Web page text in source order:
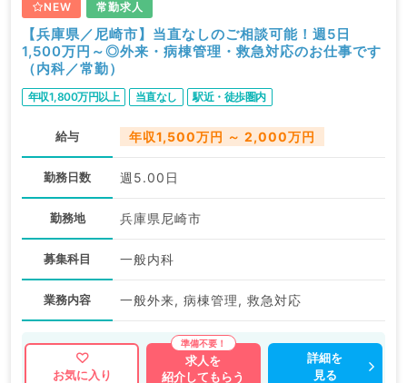
NEW 常勤求人
【兵庫県／尼崎市】当直なしのご相談可能！週5日
1,500万円～◎外来・病棟管理・救急対応のお仕事です
（内科／常勤）
年収1,800万円以上 当直なし 駅近・徒歩圏内
給与 年収1,500万円 ～ 2,000万円
勤務日数 週5.00日
勤務地 兵庫県尼崎市
募集科目 一般内科
業務内容 一般外来, 病棟管理, 救急対応
お気に入り
求人を
紹介してもらう
詳細を
見る